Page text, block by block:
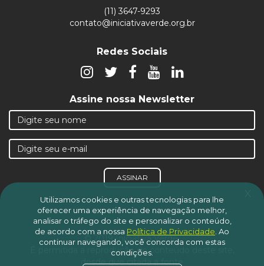
(11) 3647-9293
contato@iniciativaverde.org.br
Redes Sociais
Assine nossa Newsletter
ASSINAR
© 2019 Iniciativa Verde.
É permitida a reprodução do conteúdo deste site,
desde que citada a fonte
x
Utilizamos cookies e outras tecnologias para lhe
oferecer uma experiência de navegação melhor,
analisar o tráfego do site e personalizar o conteúdo,
de acordo com a nossa Política de Privacidade Ao
continuar navegando, você concorda com estas
condições.